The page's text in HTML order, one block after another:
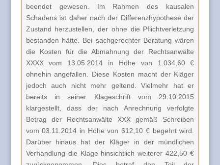
beendet gewesen. Im Rahmen des kausalen
Schadens ist daher nach der Differenzhypothese der
Zustand herzustellen, der ohne die Pflichtverletzung
bestanden hätte. Bei sachgerechter Beratung wären
die Kosten für die Abmahnung der Rechtsanwälte
XXXX vom 13.05.2014 in Höhe von 1.034,60 €
ohnehin angefallen. Diese Kosten macht der Kläger
jedoch auch nicht mehr geltend. Vielmehr hat er
bereits in seiner Klageschrift vom 29.10.2015
klargestellt, dass der nach Anrechnung verfolgte
Betrag der Rechtsanwälte XXX gemäß Schreiben
vom 03.11.2014 in Höhe von 612,10 € begehrt wird.
Darüber hinaus hat der Kläger in der mündlichen
Verhandlung die Klage hinsichtlich weiterer 422,50 €